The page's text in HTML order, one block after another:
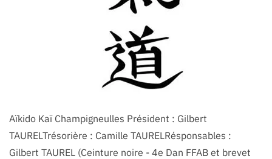
Aïkido Kaï Champigneulles Président : Gilbert
TAURELTrésorière : Camille TAURELRésponsables :
Gilbert TAUREL (Ceinture noire - 4e Dan FFAB et brevet